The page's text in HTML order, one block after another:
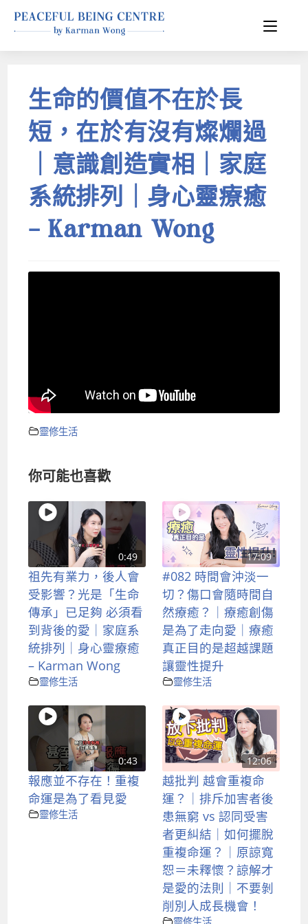
生命的價值不在於長
短，在於有沒有燦爛過
｜意識創造實相｜家庭
系統排列｜身心靈療癒
– Karman Wong
靈修生活
你可能也喜歡
0:49
祖先有業力，後人會
受影響？光是「生命
傳承」已足夠 必須看
到背後的愛｜家庭系
統排列｜身心靈療癒
– Karman Wong
靈修生活
17:09
#082 時間會沖淡一
切？傷口會隨時間自
然療癒？｜療癒創傷
是為了走向愛｜療癒
真正目的是超越課題
讓靈性提升
靈修生活
0:43
報應並不存在！重複
命運是為了看見愛
靈修生活
12:06
越批判 越會重複命
運？｜排斥加害者後
患無窮 vs 認同受害
者更糾結｜如何擺脫
重複命運？｜原諒寬
恕＝未釋懷？諒解才
是愛的法則｜不要剝
削別人成長機會！